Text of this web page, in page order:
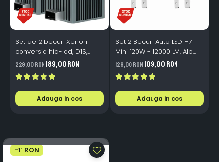
Set de 2 becuri Xenon
conversie hid-led, D1S,
120W, 12.000lm, Canbus,
Miez Cupru, Radiator
Aluminiu, Premium, Alb
Rece
229,00 RON189,00 RON
Adauga in cos
Set 2 Becuri Auto LED H7
Mini 120W - 12000 LM, Alb
Rece 6500K, Canbus
Integrat + Ventilator Răcire,
Plug & Play, 12-18V
129,00 RON109,00 RON
Adauga in cos
-11 RON